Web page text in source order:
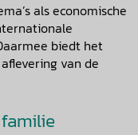
als economische
biedt het
van de